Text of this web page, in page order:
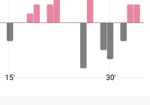
15' 30'